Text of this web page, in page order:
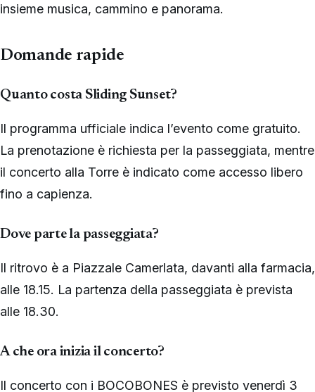
insieme musica, cammino e panorama.
Domande rapide
Quanto costa Sliding Sunset?
Il programma ufficiale indica l’evento come gratuito.
La prenotazione è richiesta per la passeggiata, mentre
il concerto alla Torre è indicato come accesso libero
fino a capienza.
Dove parte la passeggiata?
Il ritrovo è a Piazzale Camerlata, davanti alla farmacia,
alle 18.15. La partenza della passeggiata è prevista
alle 18.30.
A che ora inizia il concerto?
Il concerto con i BOCOBONES è previsto venerdì 3